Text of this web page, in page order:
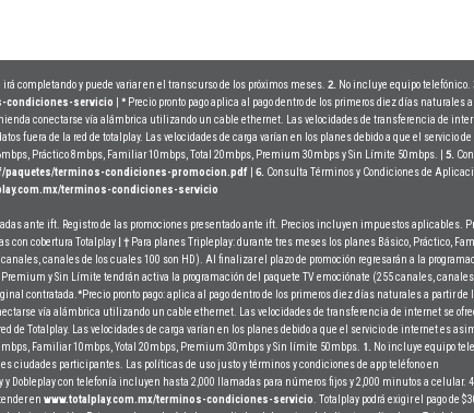
irá completando y puede variar en el transcurso de los próximos meses. 2. No incluye equipo telefónico.
condiciones-servicio * Precio pronto pago aplica al pago dentro de los primeros diez días naturales
conectarse vía alámbrica utilizando un cable ethernet. Las velocidades de transferencia de
fuera de la red de totalplay. Las velocidades de carga varían en los planes debido a que el servicio
Práctico 8mbps, Familiar 10mbps, Total 20mbps, Premium 30mbps y Sin Límite 50mbps. | 5.
paquetes/terminos-condiciones-promocion.pdf 6. Consulta Términos y Condiciones de
terminos-condiciones-servicio
ante ift. Registro de las promociones presentado ante ift. Precios incluyen impuestos aplicables.
con cobertura Totalplay
| † Para planes Tripleplay: durante tres meses los planes Básico, Práctico,
canales de los cuales 100 son HD). Al finalizar el plazo de promoción regresarán a la
y Sin Límite tendrán activa la programación del paquete TV emociónate (255 canales,
contratada. * Precio pronto pago: aplica al pago dentro de los primeros diez días naturales a partir de
vía alámbrica utilizando un cable ethernet. Las velocidades de transferencia de internet se
de Totalplay. Las velocidades de carga varían en los planes debido a que el servicio de internet es
Familiar 10mbps, Yotal 20mbps, Premium 30mbps y Sin límite 50mbps.
1. No incluye equipo
ciudades participantes. Las políticas de uso justo y términos y condiciones de app teléfono en
y Dobleplay con telefonía incluyen hasta 2,000 llamadas para números fijos y 2,000 minutos a celular.
en www.totalplay.com.mx/terminos-condiciones-servicio . Totalplay podrá exigir el pago de